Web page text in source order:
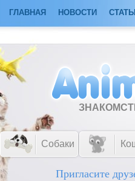
ГЛАВНАЯ НОВОСТИ
Собаки
Пригласите